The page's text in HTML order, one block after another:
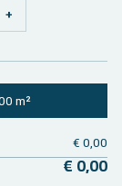
m²
€ 0,00
€ 0,00